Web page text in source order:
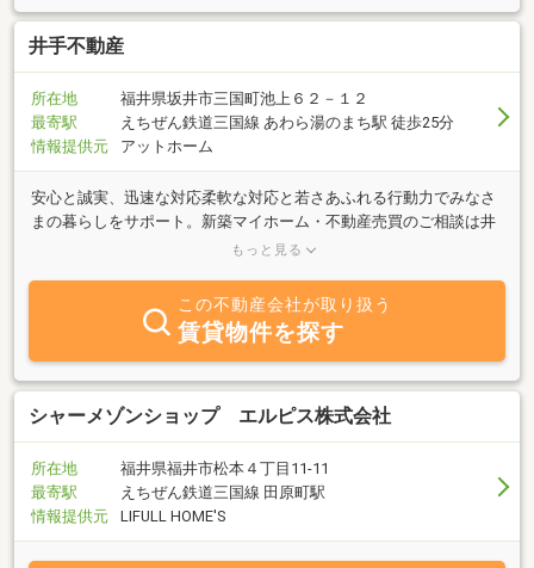
井手不動産
所在地
福井県坂井市三国町池上６２－１２
最寄駅
えちぜん鉄道三国線 あわら湯のまち駅 徒歩25分
情報提供元
アットホーム
安心と誠実、迅速な対応柔軟な対応と若さあふれる行動力でみなさ
まの暮らしをサポート。新築マイホーム・不動産売買のご相談は井
手不動産へお任せください。井手不動産の不動産売却井手不動産で
丁寧に説明いたしますので、初めての方でも安心してご利用いただ
けます。また、当サイトでは “不動産売却の流れ” について詳しく説
明したページもご用意しています。ぜひご覧ください。
もっと見る
この不動産会社が取り扱う
賃貸物件を探す
シャーメゾンショップ エルピス株式会社
所在地
福井県福井市松本４丁目11-11
最寄駅
えちぜん鉄道三国線 田原町駅
情報提供元
LIFULL HOME'S